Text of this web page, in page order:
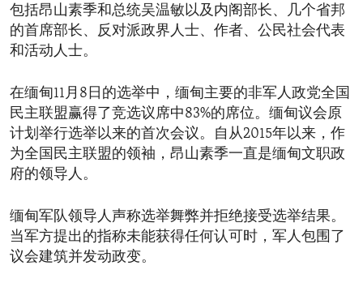
包括昂山素季和总统吴温敏以及内阁部长、几个省邦
的首席部长、反对派政界人士、作者、公民社会代表
和活动人士。
在缅甸11月8日的选举中，缅甸主要的非军人政党全国
民主联盟赢得了竞选议席中83%的席位。缅甸议会原
计划举行选举以来的首次会议。自从2015年以来，作
为全国民主联盟的领袖，昂山素季一直是缅甸文职政
府的领导人。
缅甸军队领导人声称选举舞弊并拒绝接受选举结果。
当军方提出的指称未能获得任何认可时，军人包围了
议会建筑并发动政变。